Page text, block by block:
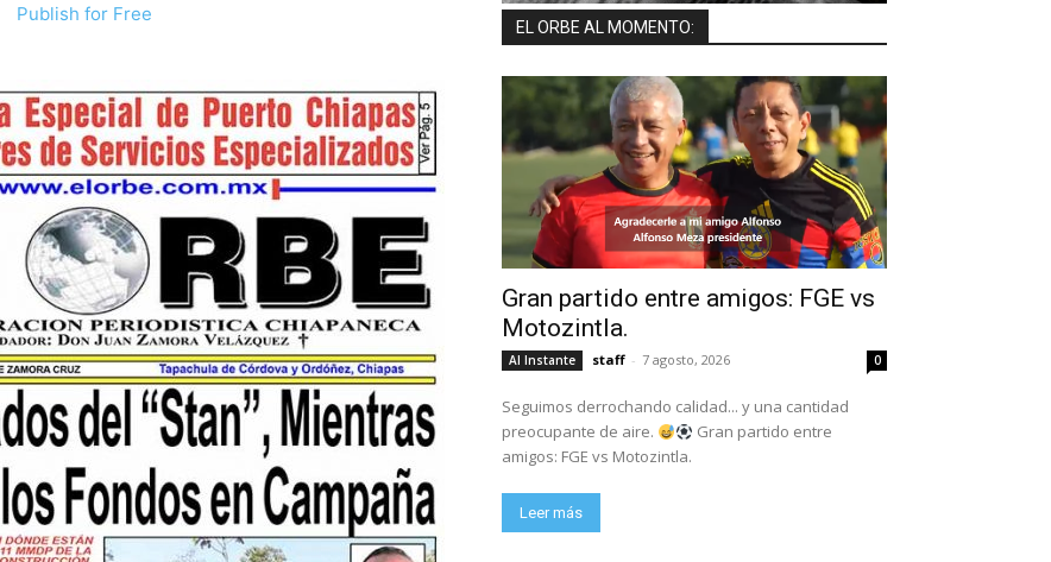
Publish for Free
EL ORBE AL MOMENTO:
Gran partido entre amigos: FGE vs
Motozintla.
Al Instante staff - 7 agosto, 2026 0
Seguimos derrochando calidad... y una cantidad
preocupante de aire.
Gran partido entre
amigos: FGE vs Motozintla.
Leer más